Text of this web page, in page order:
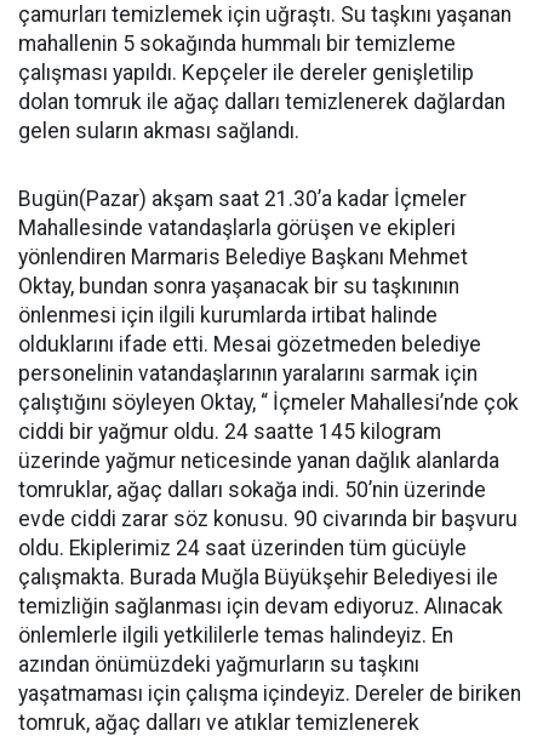
çamurları temizlemek için uğraştı. Su taşkını yaşanan
mahallenin 5 sokağında hummalı bir temizleme
çalışması yapıldı. Kepçeler ile dereler genişletilip
dolan tomruk ile ağaç dalları temizlenerek dağlardan
gelen suların akması sağlandı.
Bugün(Pazar) akşam saat 21.30’a kadar İçmeler
Mahallesinde vatandaşlarla görüşen ve ekipleri
yönlendiren Marmaris Belediye Başkanı Mehmet
Oktay, bundan sonra yaşanacak bir su taşkınının
önlenmesi için ilgili kurumlarda irtibat halinde
olduklarını ifade etti. Mesai gözetmeden belediye
personelinin vatandaşlarının yaralarını sarmak için
çalıştığını söyleyen Oktay, “ İçmeler Mahallesi’nde çok
ciddi bir yağmur oldu. 24 saatte 145 kilogram
üzerinde yağmur neticesinde yanan dağlık alanlarda
tomruklar, ağaç dalları sokağa indi. 50’nin üzerinde
evde ciddi zarar söz konusu. 90 civarında bir başvuru
oldu. Ekiplerimiz 24 saat üzerinden tüm gücüyle
çalışmakta. Burada Muğla Büyükşehir Belediyesi ile
temizliğin sağlanması için devam ediyoruz. Alınacak
önlemlerle ilgili yetkililerle temas halindeyiz. En
azından önümüzdeki yağmurların su taşkını
yaşatmaması için çalışma içindeyiz. Dereler de biriken
tomruk, ağaç dalları ve atıklar temizlenerek